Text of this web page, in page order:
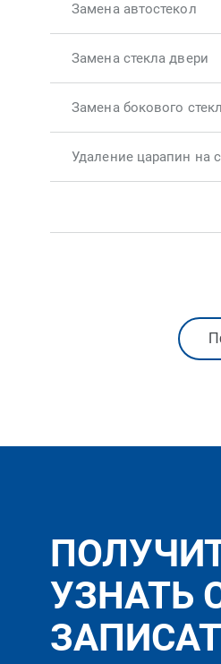
Замена автостекол
Замена стекла двери
Замена бокового
Удаление царапин на
УЗНАТЬ